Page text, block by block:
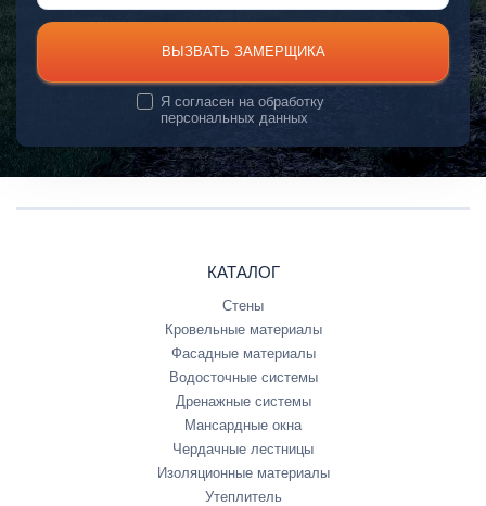
ВЫЗВАТЬ ЗАМЕРЩИКА
Я согласен наобработку
персональных данных
КАТАЛОГ
Стены
Кровельные материалы
Фасадные материалы
Водосточные системы
Дренажные системы
Мансардные окна
Чердачные лестницы
Изоляционные материалы
Утеплитель